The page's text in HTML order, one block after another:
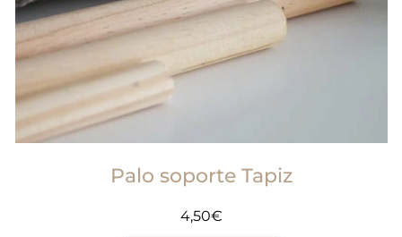
Palo soporte Tapiz
4,50€